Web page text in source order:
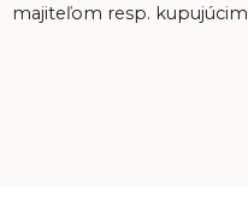
majiteľom resp. kupujúcim